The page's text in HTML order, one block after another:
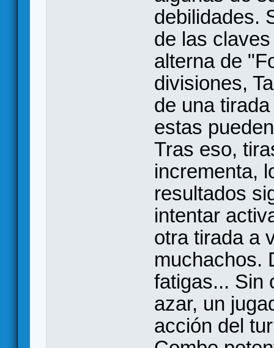
debilidades.
de las
alterna de
divisiones,
de una
estas
Tras eso,
incrementa,
resultados
intentar
otra tirada a
muchachos.
fatigas... Sin
azar, un
acción del